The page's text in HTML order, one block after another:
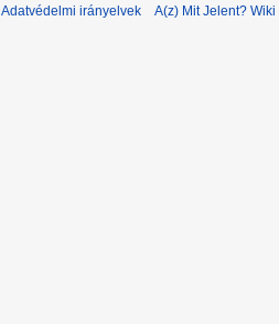
Adatvédelmi irányelvek A(z) Mit Jelent?